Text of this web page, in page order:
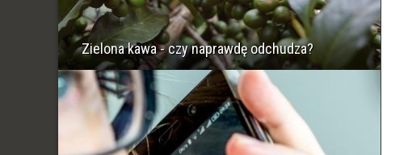
Zielona kawa - czy naprawdę odchudza?